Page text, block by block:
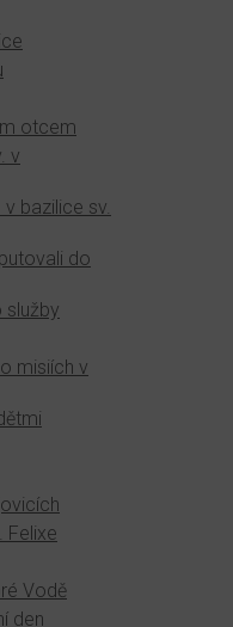
otcem
v
bazilice sv.
do
služby
misiích v
Felixe
Vodě
den